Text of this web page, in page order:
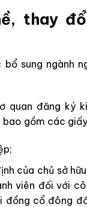
thay
sung ngành
quan đăng ký
bao gồm các
của chủ sở
viên đối với
đồng cổ đông